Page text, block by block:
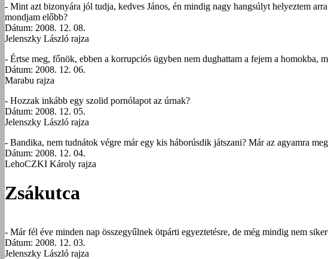
- Mint azt bizonyára jól tudja, kedves János, én mindig nagy hangsúlyt helyeztem
mondjam előbb?
Dátum: 2008. 12. 08.
Jelenszky László rajza
- Értse meg, főnök, ebben a korrupciós ügyben nem dughattam a fejem a homokba,
Dátum: 2008. 12. 06.
Marabu rajza
- Hozzak inkább egy szolid pornólapot az úrnak?
Dátum: 2008. 12. 05.
Jelenszky László rajza
- Bandika, nem tudnátok végre már egy kis háborúsdik játszani? Már az agyamra
Dátum: 2008. 12. 04.
LehoCZKI Károly rajza
Zsákutca
- Már fél éve minden nap összegyűlnek ötpárti egyeztetésre, de még mindig nem
Dátum: 2008. 12. 03.
Jelenszky László rajza